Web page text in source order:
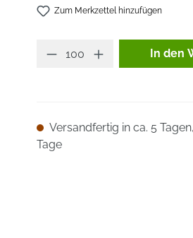
Zum Merkzettel hinzufügen
Produkt
In den
Versandfertig in ca. 5
Tage